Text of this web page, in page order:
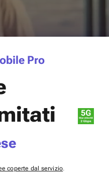
Pro
coperte dal servizio.